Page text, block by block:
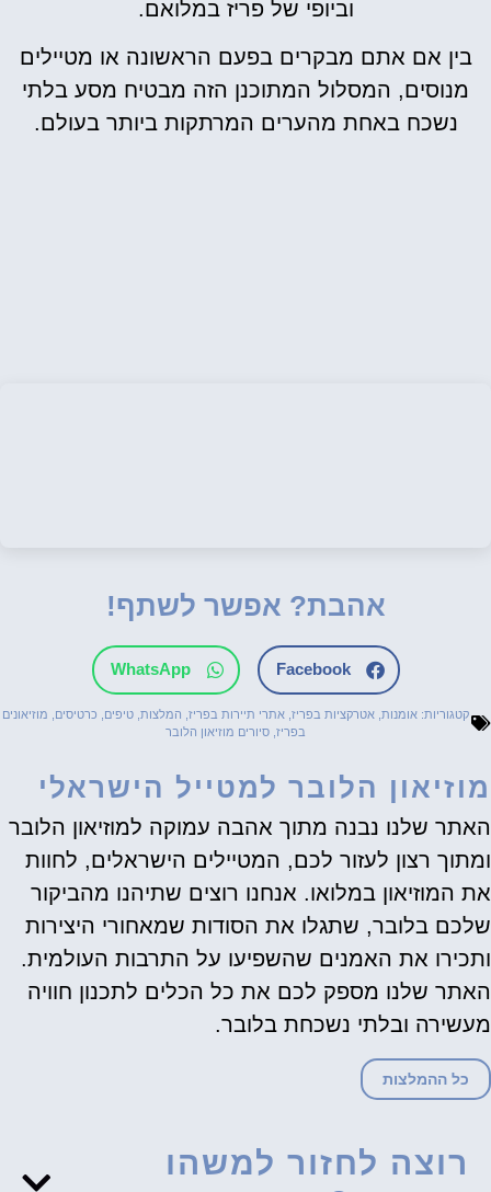
וביופי של פריז במלואם.
בין אם אתם מבקרים בפעם הראשונה או מטיילים
מנוסים, המסלול המתוכנן הזה מבטיח מסע בלתי
נשכח באחת מהערים המרתקות ביותר בעולם.
אהבת? אפשר לשתף!
Facebook
WhatsApp
קטגוריות: אומנות ,אטרקציות בפריז ,אתרי תיירות בפריז המלצות ,טיפים כרטיסים
מוזיאונים
בפריז ,סיורים מוזיאון הלובר
מוזיאון הלובר למטייל הישראלי
האתר שלנו נבנה מתוך אהבה עמוקה למוזיאון הלובר
ומתוך רצון לעזור לכם, המטיילים הישראלים, לחוות
את המוזיאון במלואו. אנחנו רוצים שתיהנו מהביקור
שלכם בלובר, שתגלו את הסודות שמאחורי היצירות
ותכירו את האמנים שהשפיעו על התרבות העולמית.
האתר שלנו מספק לכם את כל הכלים לתכנון חוויה
מעשירה ובלתי נשכחת בלובר.
כל ההמלצות
רוצה לחזור למשהו